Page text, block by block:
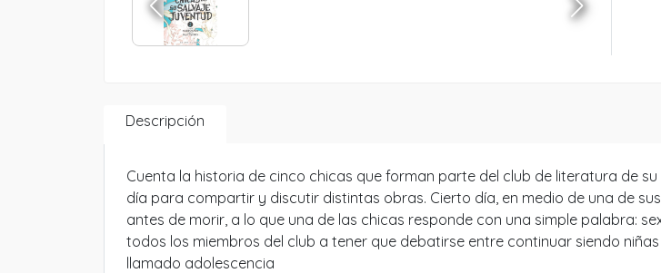
Descripción
Cuenta la historia de cinco chicas que forman parte del club de literatura de
día para compartir y discutir distintas obras. Cierto día, en medio de una de
antes de morir, a lo que una de las chicas responde con una simple palabra:
todos los miembros del club a tener que debatirse entre continuar siendo
llamado adolescencia